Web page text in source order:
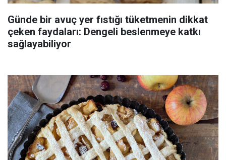
Günde bir avuç yer fıstığı tüketmenin dikkat
çeken faydaları: Dengeli beslenmeye katkı
sağlayabiliyor